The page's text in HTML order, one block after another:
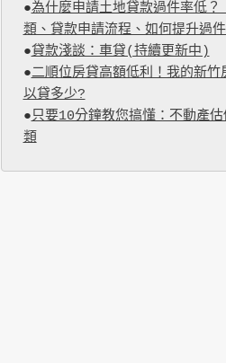
●為什麼申請土地貸款過件率低？
類、貸款申請流程、如何提升過件
●貸款淺談：車貸(持續更新中)
●二順位房貸高額低利！我的新竹
以貸多少?
●只要10分鐘教您搞懂：不動產
類